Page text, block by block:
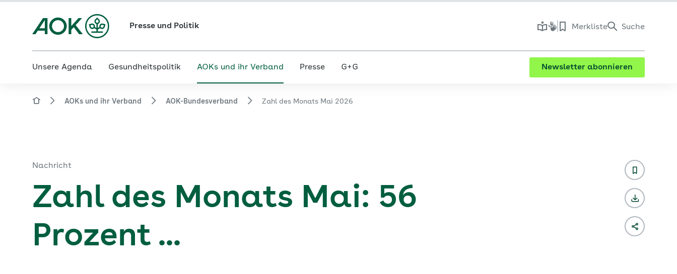
Presse und Politik Merkliste Suche
Unsere Agenda Gesundheitspolitik AOKs und ihr Verband Presse G+G Newsletter abonnieren
AOKs und ihr Verband AOK-Bundesverband Zahl des Monats Mai 2026
Nachricht
Zahl des Monats Mai: 56
Prozent ...